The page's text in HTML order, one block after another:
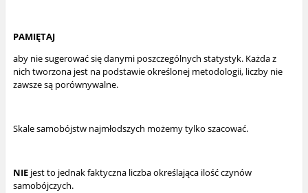
PAMIĘTAJ
aby nie sugerować się danymi poszczególnych statystyk. Każda z
nich tworzona jest na podstawie określonej metodologii, liczby nie
zawsze są porównywalne.
Skale samobójstw najmłodszych możemy tylko szacować.
NIEjest to jednak faktyczna liczba określająca ilość czynów
samobójczych.